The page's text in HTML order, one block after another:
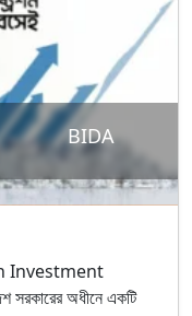
BIDA
Investment
অধীনে একটি